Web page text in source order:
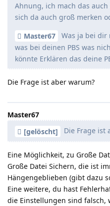
Ahnung, ich mach das
sich da auch groß merken
Master67
Was ja bei dir
was bei deinen PBS was
könnte Erklären das deine
Die Frage ist aber warum?
Master67
[gelöscht]
Die Frage ist
Eine Möglichkeit, zu Große
Große Datei Sichern, die ist
Hängengeblieben (gibt dazu
Eine weitere, du hast
die Einstellungen sind falsch,